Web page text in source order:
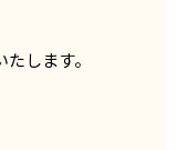
します。